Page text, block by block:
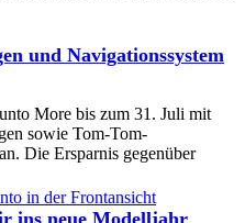
und Navigationssystem
More bis zum 31. Juli mit
sowie Tom-Tom-
Die Ersparnis gegenüber
ins neue Modelljahr